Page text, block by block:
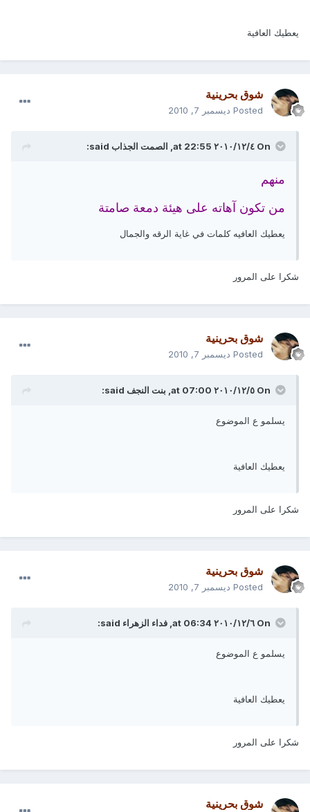
يعطيك العافية
شوق بحرينية
Posted ديسمبر 7, 2010
On ٤‏/١٢‏/٢٠١٠ at 22:55, الصمت الجذاب said:
منهم
من تكون آهاته على هيئة دمعة صامتة
يعطيك العافيه كلمات في غاية الرقه والجمال
شكرا على المرور
شوق بحرينية
Posted ديسمبر 7, 2010
On ٥‏/١٢‏/٢٠١٠ at 07:00, بنت النجف said:
يسلمو ع الموضوع
يعطيك العافية
شكرا على المرور
شوق بحرينية
Posted ديسمبر 7, 2010
On ٦‏/١٢‏/٢٠١٠ at 06:34, فداء الزهراء said:
يسلمو ع الموضوع
يعطيك العافية
شكرا على المرور
شوق بحرينية